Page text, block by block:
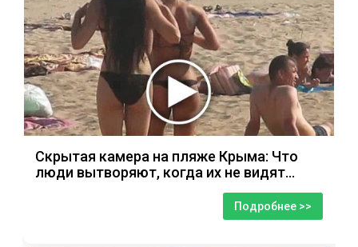
Скрытая камера на пляже Крыма: Что
люди вытворяют, когда их не видят...
Подробнее >>